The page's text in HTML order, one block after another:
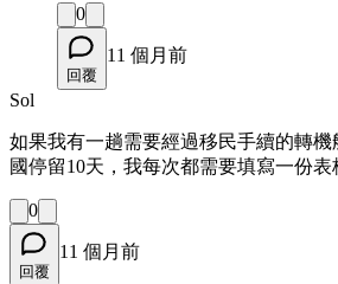
0
回覆
11 個月前
Sol
如果我有一趟需要經過移民手續的轉
國停留10天，我每次都需要填寫一份表
0
回覆
11 個月前